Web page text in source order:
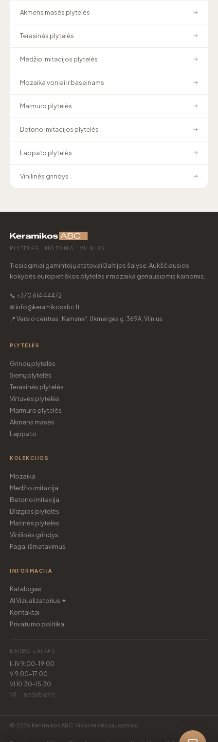
Akmens masės plytelės →
Terasinės plytelės →
Medžio imitacijos plytelės →
Mozaika voniai ir baseinams →
Marmuro plytelės →
Betono imitacijos plytelės →
Lappato plytelės →
Vinilinės grindys →
PLYTELĖS · MOZAIKA · VILNIUS
Tiesioginiai gamintojų atstovai Baltijos šalyse. Aukščiausios
kokybės europietiškos plytelės ir mozaika geriausiomis kainomis.
📞 +370 614 44472
✉ info@keramikosabc.lt
📍 Verslo centras „Kamanė“, Ukmergės g. 369A, Vilnius
PLYTELĖS
Grindų plytelės
Sienų plytelės
Terasinės plytelės
Virtuvės plytelės
Marmuro plytelės
Akmens masės
Lappato
KOLEKCIJOS
Mozaika
Medžio imitacija
Betono imitacija
Blizgios plytelės
Matinės plytelės
Vinilinės grindys
Pagal išmatavimus
INFORMACIJA
Katalogas
AI Vizualizatorius ✦
Kontaktai
Privatumo politika
DARBO LAIKAS
I–IV 9:00–19:00
V 9:00–17:00
VI 10:30–15:30
VII — nedirbame
© 2026 Keramikos ABC. Visos teisės saugomos.